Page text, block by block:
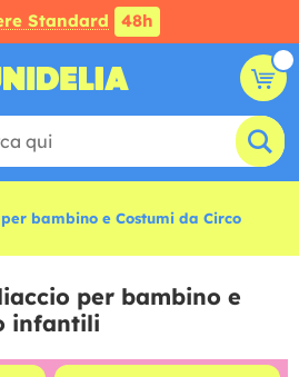
Standard 48h
bambino e Costumi da Circo
per bambino e
infantili